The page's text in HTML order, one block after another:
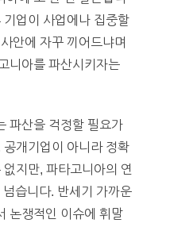
기업이 사업에나 집중할
안에 자꾸 끼어드냐며
니아를 파산시키자는
파산을 걱정할 필요가
개기업이 아니라 정확
지만, 파타고니아의 연
습니다. 반세기 가까운
논쟁적인 이슈에 휘말